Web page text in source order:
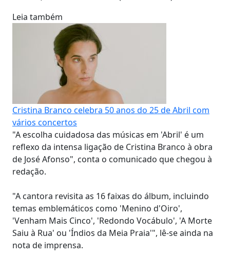
Leia também
Cristina Branco celebra 50 anos do 25 de Abril com
vários concertos
"A escolha cuidadosa das músicas em 'Abril' é um
reflexo da intensa ligação de Cristina Branco à obra
de José Afonso", conta o comunicado que chegou à
redação.
"A cantora revisita as 16 faixas do álbum, incluindo
temas emblemáticos como 'Menino d'Oiro',
'Venham Mais Cinco', 'Redondo Vocábulo', 'A Morte
Saiu à Rua' ou 'Índios da Meia Praia'", lê-se ainda na
nota de imprensa.